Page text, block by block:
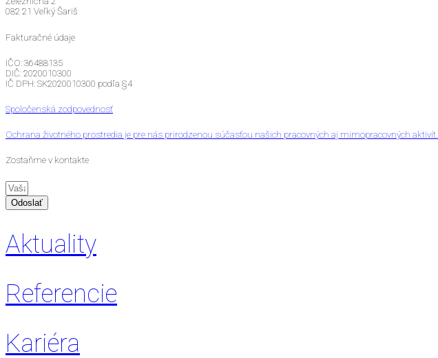
082 21 Veľký Šariš
Fakturačné údaje
IČO: 36488135
DIČ: 2020010300
IČ DPH: SK2020010300 podľa §4
Spoločenská zodpovednosť
Ochrana životného prostredia je pre nás prirodzenou súčasťou našich pracovných aj mimopracovných aktivít.
Zostaňme v kontakte
Odoslať
Aktuality
Referencie
Kariéra